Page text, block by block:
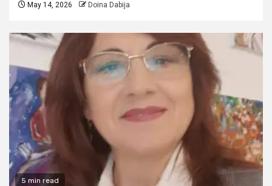
May 14, 2026 Doina Dabija
5 min read